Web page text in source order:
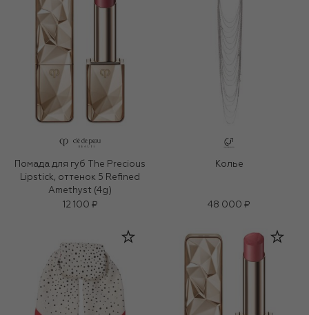
Помада для губ The Precious
Lipstick, оттенок 5 Refined
Amethyst (4g)
12 100 ₽
Колье
48 000 ₽